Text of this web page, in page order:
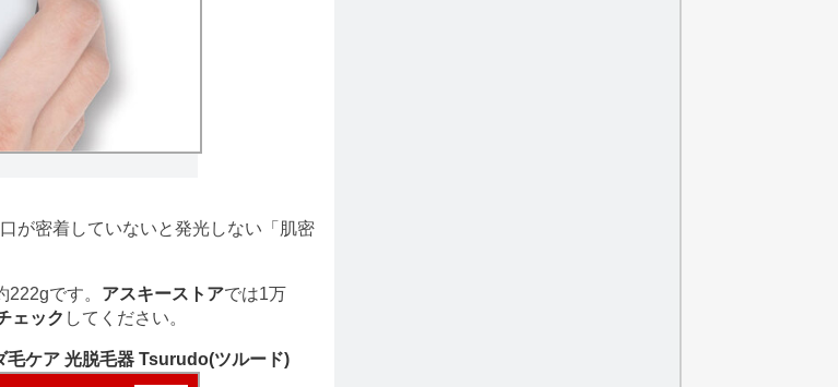
が密着していないと発光しない「肌密
です。 アスキーストアでは1万
ェック してください。
ケア 光脱毛器 Tsurudo(ツルード)